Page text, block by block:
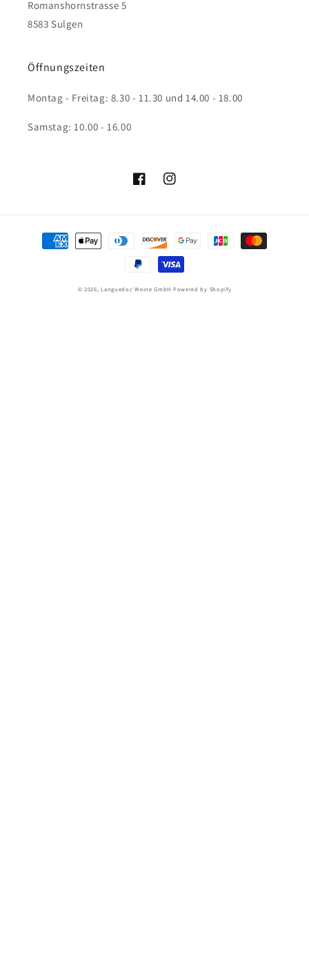
Romanshornstrasse 5
8583 Sulgen
Öffnungszeiten
Montag - Freitag: 8.30 - 11.30 und 14.00 - 18.00
Samstag: 10.00 - 16.00
FacebookInstagram
Zahlungsmethoden
© 2026,Languedoc Weine GmbH Powered by Shopify